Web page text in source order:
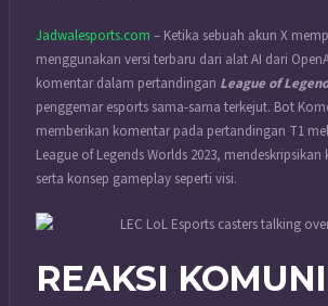
Jadwalesports.com – Ketika sebuah akun X
menggunakan versi terbaru dari alat AI dari
komentar dalam pertandingan League of
penggemar esports sama-sama terkejut. Bot
memberikan komentar pada pertandingan T1
League of Legends Worlds 2023,
serta konsep gameplay seperti visi.
REAKSI